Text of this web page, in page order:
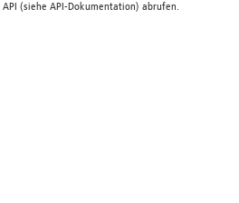
API (siehe API-Dokumentation) abrufen.